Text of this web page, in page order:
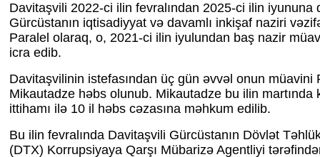
Davitaşvili 2022-ci ilin fevralından 2025-ci ilin iyununa
Gürcüstanın iqtisadiyyat və davamlı inkişaf naziri
Paralel olaraq, o, 2021-ci ilin iyulundan baş nazir
icra edib.
Davitaşvilinin istefasından üç gün əvvəl onun müavini
Mikautadze həbs olunub. Mikautadze bu ilin martında
ittihamı ilə 10 il həbs cəzasına məhkum edilib.
Bu ilin fevralında Davitaşvili Gürcüstanın Dövlət
(DTX) Korrupsiyaya Qarşı Mübarizə Agentliyi